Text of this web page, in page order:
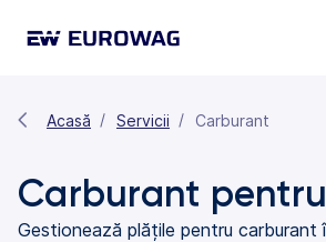
Acasă Servicii Carburant
Carburant
Gestionează plățile pentru carburant